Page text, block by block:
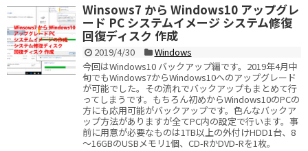
Winsows7 から Windows10 アップグレ
ード PC システムイメージ システム修復
回復ディスク 作成
2019/4/30
Windows
今回はWindows10 バックアップ編です。2019年4月中
旬でもWindows7からWindows10へのアップグレード
が可能でした。その流れでバックアップもまとめて行
ってしまうです。もちろん初めからWindows10のPCの
方にも応用可能がバックアップです。色んなバックア
ップ方法がありますが全てPC内の設定で行います。事
前に用意が必要なものは1TB以上の外付けHDD1台、8
～16GBのUSBメモリ1個、CD-RかDVD-Rを1枚。